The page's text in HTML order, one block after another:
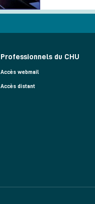
Professionnels du CHU
Accès webmail
Accès distant